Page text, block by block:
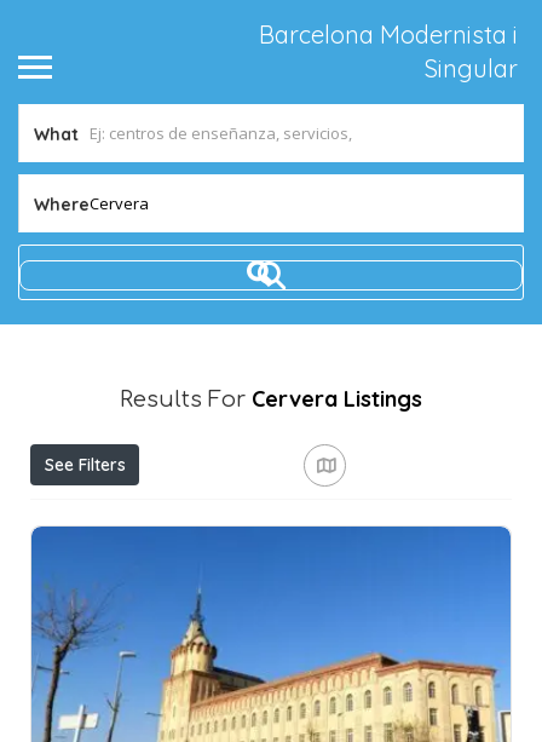
Barcelona Modernista i
Singular
What
WhereCervera
Results For Cervera Listings
See Filters